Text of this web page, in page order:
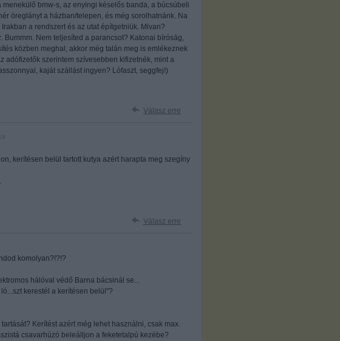
menekülő bmw-s, az enyingi késelős banda, a búcsúbeli
öreglányt a házban/telepen, és még sorolhatnánk. Na
a rendszert és az utat építgetniük. Mivan?
Bummm. Nem teljesíted a parancsot? Katonai bíróság,
közben meghal, akkor még talán meg is emlékeznek
adófizetők szerintem szívesebben kifizetnék, mint a
kaját szállást ingyen? Lófaszt, seggfej!)
Válasz erre
kerítésen belül tartott kutya azért harapta meg szegíny
Válasz erre
komolyan?!?!?
hálóval védő Barna bácsinál se...
kerestél a kerítésen belül"?
Kerítést azért még lehet használni, csak max.
csavarhúzó beleálljon a feketetalpú kezébe?